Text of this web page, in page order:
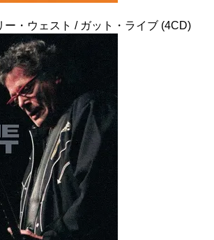
ー・ウェスト / ガット・ライブ (4CD)